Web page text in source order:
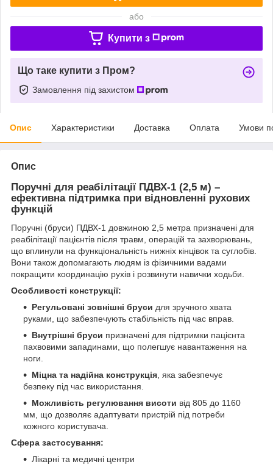
або
Купити з
Що таке купити з Пром?
Замовлення під захистом
Опис Характеристики Доставка Оплата Умови
Опис
Поручні для реабілітації ПДВХ-1 (2,5 м) –
ефективна підтримка при відновленні рухових
функцій
Поручні (бруси) ПДВХ-1 довжиною 2,5 метра призначені для
реабілітації пацієнтів після травм, операцій та захворювань,
що вплинули на функціональність нижніх кінцівок та суглобів.
Вони також допомагають людям із фізичними вадами
покращити координацію рухів і розвинути навички ходьби.
Особливості конструкції:
Регульовані зовнішні бруси для зручного хвата
руками, що забезпечують стабільність під час вправ.
Внутрішні бруси призначені для підтримки пацієнта
пахвовими западинами, що полегшує навантаження на
ноги.
Міцна та надійна конструкція , яка забезпечує
безпеку під час використання.
Можливість регулювання висоти від 805 до 1160
мм, що дозволяє адаптувати пристрій під потреби
кожного користувача.
Сфера застосування:
Лікарні та медичні центри